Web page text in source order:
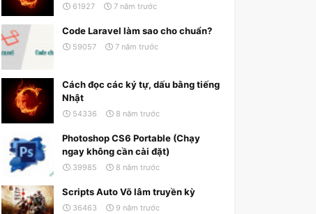
61927 7 năm trước
Code Laravel làm sao cho chuẩn?
59057 7 năm trước
Cách đọc các ký tự, dấu bằng tiếng
Nhật
54336 8 năm trước
Photoshop CS6 Portable (Chạy
ngay không cần cài đặt)
39985 8 năm trước
Scripts Auto Võ lâm truyền kỳ
36463 9 năm trước